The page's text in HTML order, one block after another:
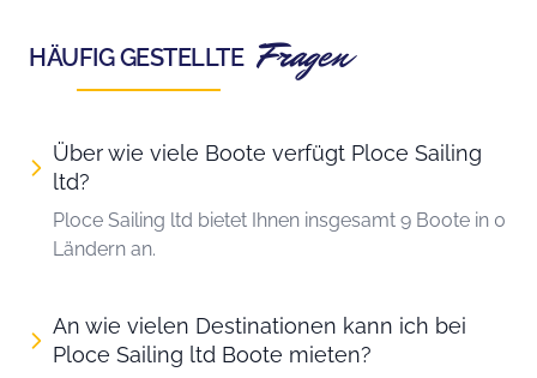
HÄUFIG GESTELLTE Fragen
Über wie viele Boote verfügt Ploce Sailing
ltd?
Ploce Sailing ltd bietet Ihnen insgesamt 9 Boote in 0
Ländern an.
An wie vielen Destinationen kann ich bei
Ploce Sailing ltd Boote mieten?